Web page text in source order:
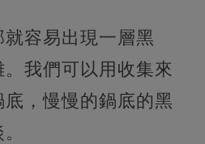
容易出現一層黑
我們可以用收集來
，慢慢的鍋底的黑